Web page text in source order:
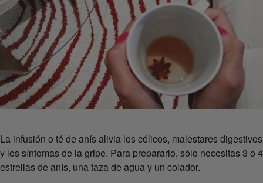
La infusión o té de anís alivia los cólicos, malestares digestivos
y los síntomas de la gripe. Para prepararlo, sólo necesitas 3 o 4
estrellas de anís, una taza de agua y un colador.